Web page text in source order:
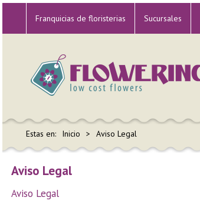
Franquicias de floristerias Sucursales
Estas en: Inicio Aviso Legal
Aviso Legal
Aviso Legal